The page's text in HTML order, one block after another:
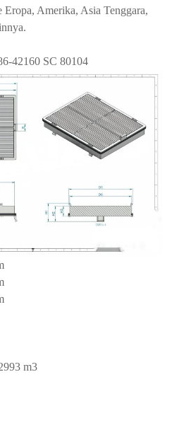
Amerika, Asia Tenggara,
42160 SC 80104
m3